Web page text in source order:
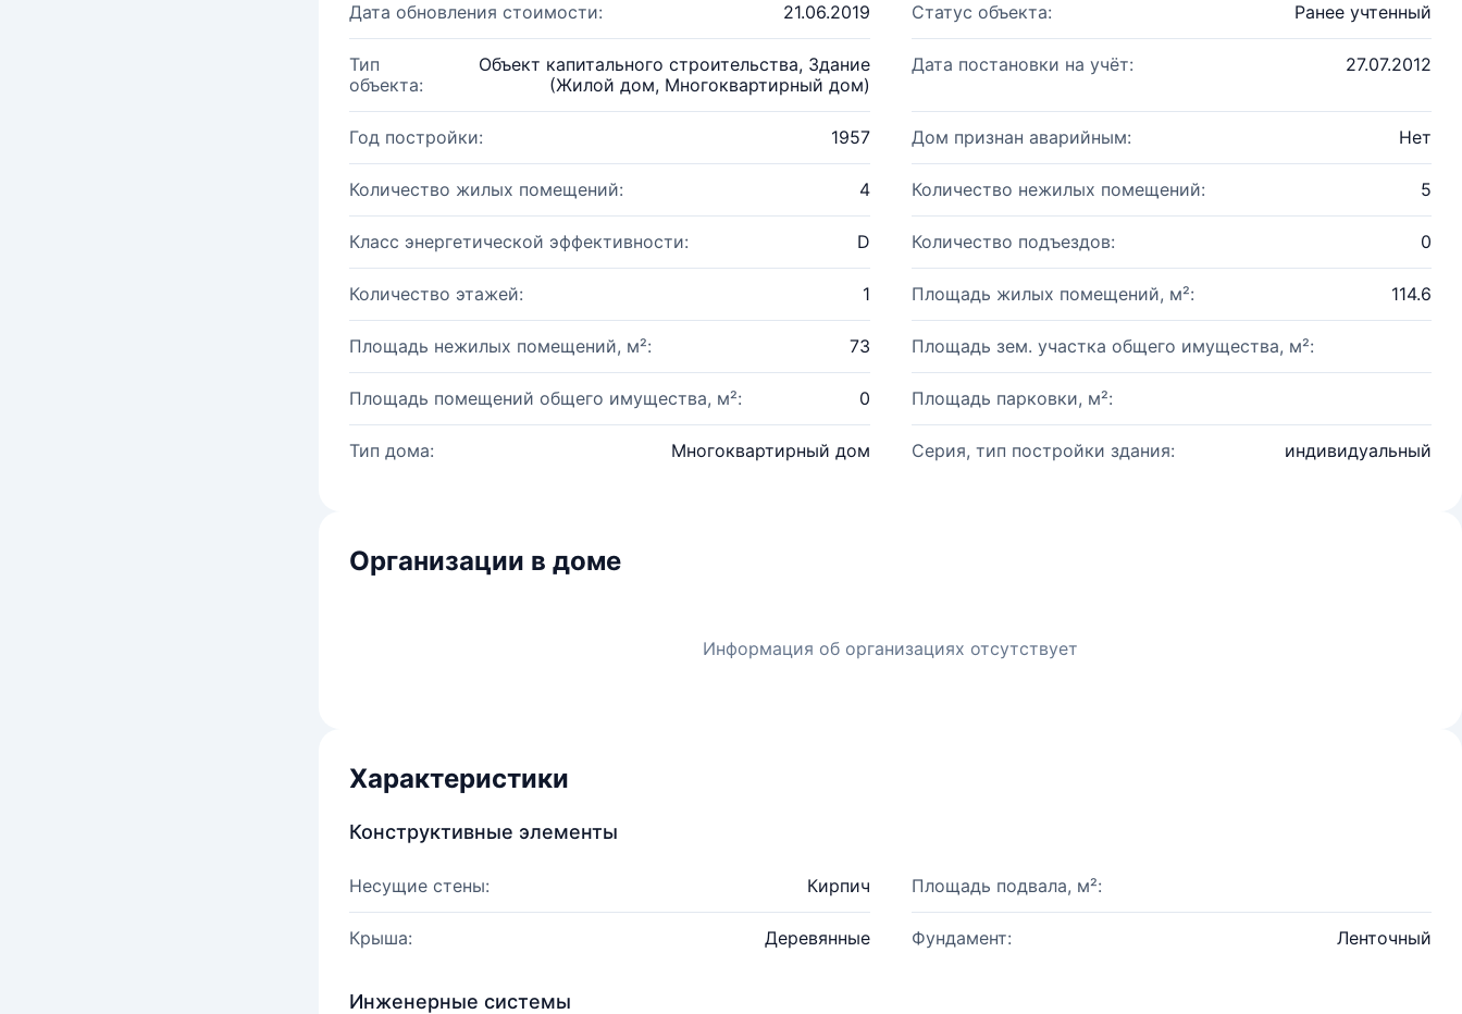
Дата обновления стоимости: 21.06.2019 Статус объекта: Ранее учтенный
Тип
объекта:
Объект капитального строительства, Здание
(Жилой дом, Многоквартирный дом)
Дата постановки на учёт: 27.07.2012
Год постройки: 1957 Дом признан аварийным: Нет
Количество жилых помещений: 4 Количество нежилых помещений: 5
Класс энергетической эффективности: D Количество подъездов: 0
Количество этажей: 1 Площадь жилых помещений, м²: 114.6
Площадь нежилых помещений, м²: 73 Площадь зем. участка общего имущества, м²:
Площадь помещений общего имущества, м²: 0 Площадь парковки, м²:
Тип дома: Многоквартирный дом Серия, тип постройки здания: индивидуальный
Организации в доме
Информация об организациях отсутствует
Характеристики
Конструктивные элементы
Несущие стены: Кирпич Площадь подвала, м²:
Крыша: Деревянные Фундамент: Ленточный
Инженерные системы